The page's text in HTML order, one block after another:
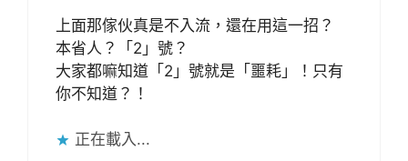
上面那傢伙真是不入流，還在用這一招？
本省人？「2」號？
大家都嘛知道「2」號就是「噩耗」！只有
你不知道？！
正在載入...